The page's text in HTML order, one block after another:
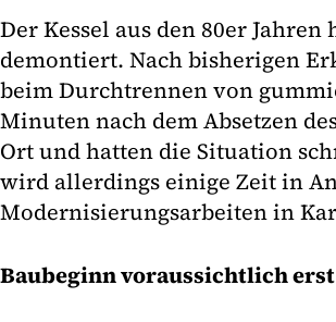
Der Kessel aus den 80er
demontiert. Nach bisherigen
beim Durchtrennen von
Minuten nach dem Absetzen
Ort und hatten die Situation
wird allerdings einige Zeit in
Modernisierungsarbeiten in
Baubeginn voraussichtlich erst